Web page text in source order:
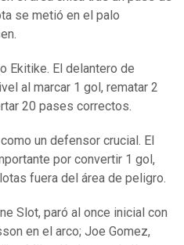
se metió en el palo
Ekitike. El delantero de
al marcar 1 gol, rematar 2
20 pases correctos.
un defensor crucial. El
por convertir 1 gol,
fuera del área de peligro.
Slot, paró al once inicial con
en el arco; Joe Gomez,